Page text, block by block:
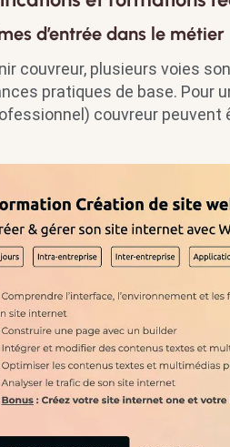
d’entrée dans le métier
couvreur, plusieurs voies
pratiques de base. Pour
couvreur peuvent